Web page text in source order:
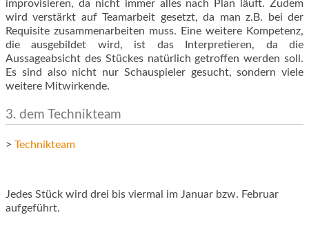
improvisieren, da nicht immer alles nach Plan läuft. Zudem
wird verstärkt auf Teamarbeit gesetzt, da man z.B. bei der
Requisite zusammenarbeiten muss. Eine weitere Kompetenz,
die ausgebildet wird, ist das Interpretieren, da die
Aussageabsicht des Stückes natürlich getroffen werden soll.
Es sind also nicht nur Schauspieler gesucht, sondern viele
weitere Mitwirkende.
3. dem Technikteam
> Technikteam
Jedes Stück wird drei bis viermal im Januar bzw. Februar
aufgeführt.